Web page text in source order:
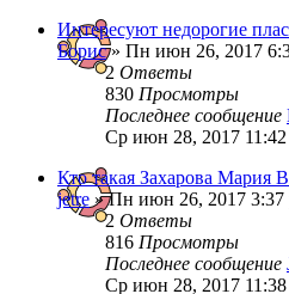
Интересуют недорогие
Борис» Пн июн 26, 2017
2 Ответы
830 Просмотры
Последнее сообщение
Ср июн 28, 2017 11:42
Кто такая Захарова Мария
jetre » Пн июн 26, 2017 3:37
2 Ответы
816 Просмотры
Последнее сообщение
Ср июн 28, 2017 11:38